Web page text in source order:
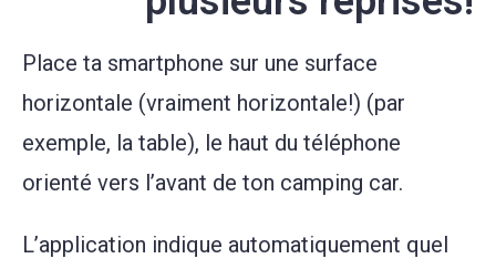
Place ta smartphone sur une surface
horizontale (vraiment horizontale!) (par
exemple, la table), le haut du téléphone
orienté vers l’avant de ton camping car.
L’application indique automatiquement quel